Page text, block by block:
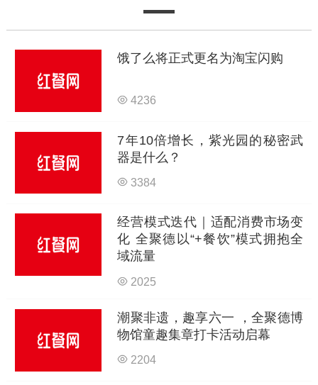
饿了么将正式更名为淘宝闪购
4236
7年10倍增长，紫光园的秘密武
器是什么？
3384
经营模式迭代｜适配消费市场变
化 全聚德以“+餐饮”模式拥抱全
域流量
2025
潮聚非遗，趣享六一 ，全聚德博
物馆童趣集章打卡活动启幕
2204